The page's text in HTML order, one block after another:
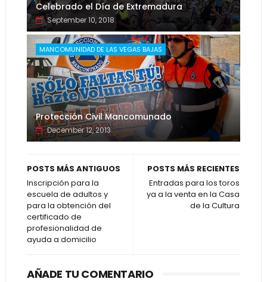
Celebrado el Día de Extremadura
September 10, 2018
MANCOMUNIDAD DE LAS VEGAS BAJAS
Protección Civil Mancomunado
December 12, 2013
POSTS MÁS RECIENTES
Entradas para los toros
ya a la venta en la Casa
de la Cultura
POSTS MÁS ANTIGUOS
Inscripción para la
escuela de adultos y
para la obtención del
certificado de
profesionalidad de
ayuda a domicilio
AÑADE TU COMENTARIO